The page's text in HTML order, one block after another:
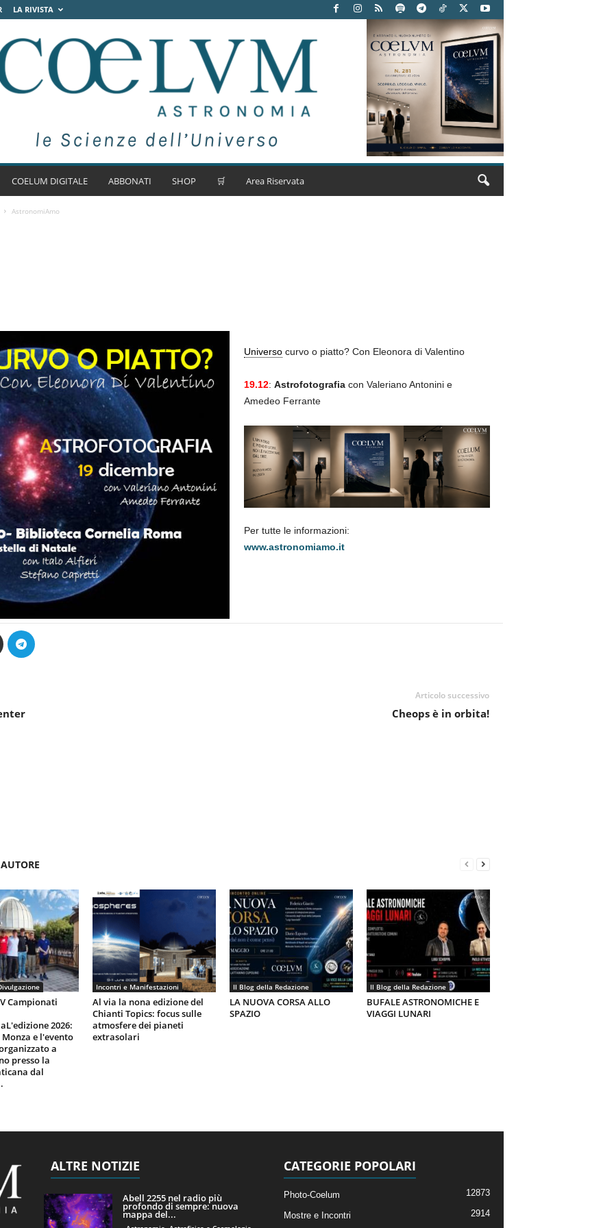
LA RIVISTA
COELUM DIGITALE ABBONATI SHOP 🛒 Area Riservata
AstronomiAmo
Universocurvo o piatto? Con Eleonora di Valentino
19.12: Astrofotografia con Valeriano Antonini e
Amedeo Ferrante
Per tutte le informazioni:
www.astronomiamo.it
Articolo successivo
Cheops è in orbita!
Campionati
2026:
e l'evento
a
presso la
dal
Incontri e Manifestazioni
Al via la nona edizione del
Chianti Topics: focus sulle
atmosfere dei pianeti
extrasolari
Il Blog della Redazione
LA NUOVA CORSA ALLO
SPAZIO
Il Blog della Redazione
BUFALE ASTRONOMICHE E
VIAGGI LUNARI
ALTRE NOTIZIE
Abell 2255 nel radio più
profondo di sempre: nuova
mappa del...
CATEGORIE POPOLARI
Photo-Coelum 12873
Mostre e Incontri 2914